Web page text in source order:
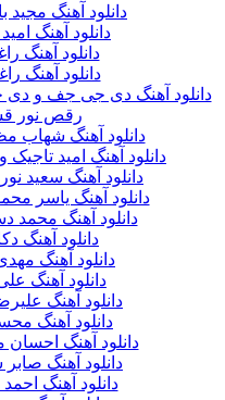
دانلود آهنگ مجید
دانلود آهنگ امید
دانلود آهنگ
دانلود آهنگ
دانلود آهنگ دی جی جف و
رقص نور
دانلود آهنگ شهاب
دانلود آهنگ امید
دانلود آهنگ سعید
دانلود آهنگ یاسر
دانلود آهنگ محمد
دانلود آهنگ
دانلود آهنگ
دانلود آهنگ
دانلود آهنگ
دانلود آهنگ
دانلود آهنگ
دانلود آهنگ
دانلود آهنگ